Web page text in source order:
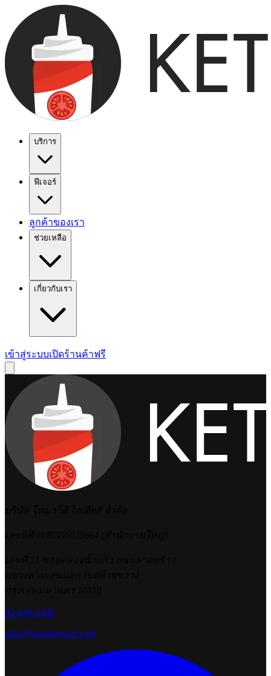
บริการ
ฟีเจอร์
ลูกค้าของเรา
ช่วยเหลือ
เกี่ยวกับเรา
เข้าสู่ระบบเปิดร้านค้าฟรี
02-038-5588
sales@ketshopweb.com